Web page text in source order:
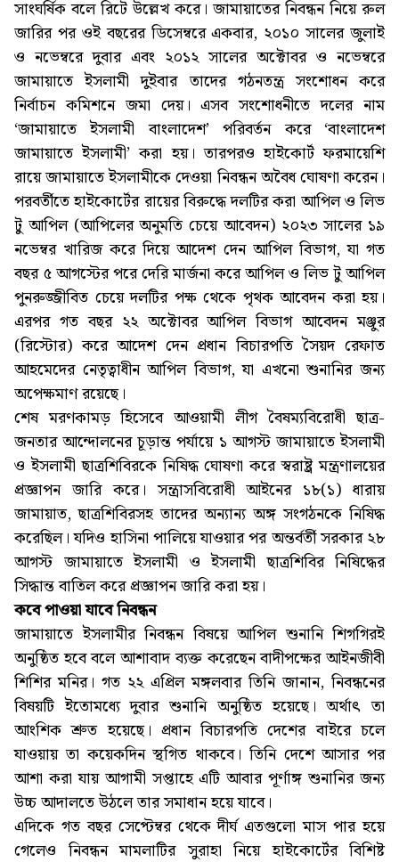
সাংঘর্ষিক বলে রিটে উল্লেখ করে। জামায়াতের নিবন্ধন নিয়ে রুল
জারির পর ওই বছরের ডিসেম্বরে একবার, ২০১০ সালের জুলাই
ও নভেম্বরে দুবার এবং ২০১২ সালের অক্টোবর ও নভেম্বরে
জামায়াতে ইসলামী দুইবার তাদের গঠনতন্ত্র সংশোধন করে
নির্বাচন কমিশনে জমা দেয়। এসব সংশোধনীতে দলের নাম
‘জামায়াতে ইসলামী বাংলাদেশ’ পরিবর্তন করে ‘বাংলাদেশ
জামায়াতে ইসলামী’ করা হয়। তারপরও হাইকোর্ট ফরমায়েশি
রায়ে জামায়াতে ইসলামীকে দেওয়া নিবন্ধন অবৈধ ঘোষণা করেন।
পরবর্তীতে হাইকোর্টের রায়ের বিরুদ্ধে দলটির করা আপিল ও লিভ
টু আপিল (আপিলের অনুমতি চেয়ে আবেদন) ২০২৩ সালের ১৯
নভেম্বর খারিজ করে দিয়ে আদেশ দেন আপিল বিভাগ, যা গত
বছর ৫ আগস্টের পরে দেরি মার্জনা করে আপিল ও লিভ টু আপিল
পুনরুজ্জীবিত চেয়ে দলটির পক্ষ থেকে পৃথক আবেদন করা হয়।
এরপর গত বছর ২২ অক্টোবর আপিল বিভাগ আবেদন মঞ্জুর
(রিস্টোর) করে আদেশ দেন প্রধান বিচারপতি সৈয়দ রেফাত
আহমেদের নেতৃত্বাধীন আপিল বিভাগ, যা এখনো শুনানির জন্য
অপেক্ষমাণ রয়েছে।
শেষ মরণকামড় হিসেবে আওয়ামী লীগ বৈষম্যবিরোধী ছাত্র-
জনতার আন্দোলনের চূড়ান্ত পর্যায়ে ১ আগস্ট জামায়াতে ইসলামী
ও ইসলামী ছাত্রশিবিরকে নিষিদ্ধ ঘোষণা করে স্বরাষ্ট্র মন্ত্রণালয়ের
প্রজ্ঞাপন জারি করে। সন্ত্রাসবিরোধী আইনের ১৮(১) ধারায়
জামায়াত, ছাত্রশিবিরসহ তাদের অন্যান্য অঙ্গ সংগঠনকে নিষিদ্ধ
করেছিল। যদিও হাসিনা পালিয়ে যাওয়ার পর অন্তর্বর্তী সরকার ২৮
আগস্ট জামায়াতে ইসলামী ও ইসলামী ছাত্রশিবির নিষিদ্ধের
সিদ্ধান্ত বাতিল করে প্রজ্ঞাপন জারি করা হয়।
কবে পাওয়া যাবে নিবন্ধন
জামায়াতে ইসলামীর নিবন্ধন বিষয়ে আপিল শুনানি শিগগিরই
অনুষ্ঠিত হবে বলে আশাবাদ ব্যক্ত করেছেন বাদীপক্ষের আইনজীবী
শিশির মনির। গত ২২ এপ্রিল মঙ্গলবার তিনি জানান, নিবন্ধনের
বিষয়টি ইতোমধ্যে দুবার শুনানি অনুষ্ঠিত হয়েছে। অর্থাৎ তা
আংশিক শ্রুত হয়েছে। প্রধান বিচারপতি দেশের বাইরে চলে
যাওয়ায় তা কয়েকদিন স্থগিত থাকবে। তিনি দেশে আসার পর
আশা করা যায় আগামী সপ্তাহে এটি আবার পূর্ণাঙ্গ শুনানির জন্য
উচ্চ আদালতে উঠলে তার সমাধান হয়ে যাবে।
এদিকে গত বছর সেপ্টেম্বর থেকে দীর্ঘ এতগুলো মাস পার হয়ে
গেলেও নিবন্ধন মামলাটির সুরাহা নিয়ে হাইকোর্টের বিশিষ্ট